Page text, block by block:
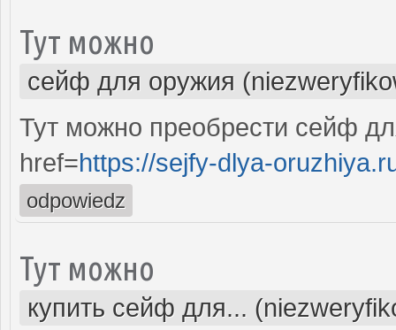
Тут можно
сейф для оружия
Тут можно преобрести сейф
href=https://sejfy-dlya-
odpowiedz
Тут можно
купить сейф для...